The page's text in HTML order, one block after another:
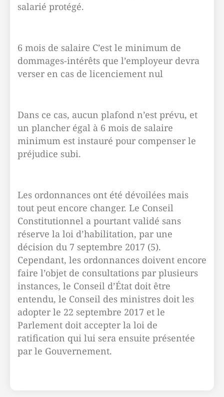
salarié protégé.
6 mois de salaire C’est le minimum de
dommages-intérêts que l’employeur devra
verser en cas de licenciement nul
Dans ce cas, aucun plafond n’est prévu, et
un plancher égal à 6 mois de salaire
minimum est instauré pour compenser le
préjudice subi.
Les ordonnances ont été dévoilées mais
tout peut encore changer. Le Conseil
Constitutionnel a pourtant validé sans
réserve la loi d’habilitation, par une
décision du 7 septembre 2017 (5).
Cependant, les ordonnances doivent encore
faire l’objet de consultations par plusieurs
instances, le Conseil d’État doit être
entendu, le Conseil des ministres doit les
adopter le 22 septembre 2017 et le
Parlement doit accepter la loi de
ratification qui lui sera ensuite présentée
par le Gouvernement.